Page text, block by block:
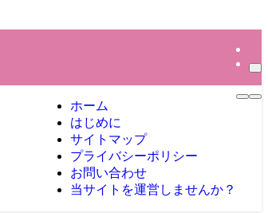
ホーム
はじめに
サイトマップ
プライバシーポリシー
お問い合わせ
当サイトを運営しませんか？